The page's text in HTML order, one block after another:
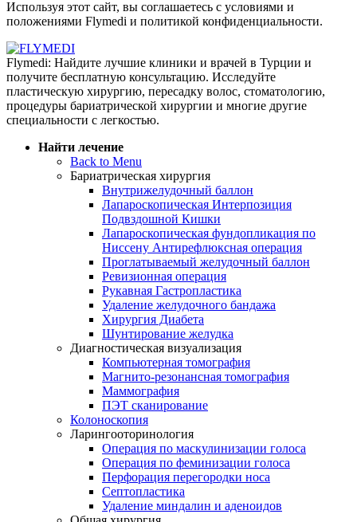
Используя этот сайт, вы соглашаетесь с условиями и
положениями Flymedi и политикой конфиденциальности.
Flymedi: Найдите лучшие клиники и врачей в Турции и
получите бесплатную консультацию. Исследуйте
пластическую хирургию, пересадку волос, стоматологию,
процедуры бариатрической хирургии и многие другие
специальности с легкостью.
Найти лечение
Back to Menu
Бариатрическая хирургия
Внутрижелудочный баллон
Лапароскопическая Интерпозиция
Подвздошной Кишки
Лапароскопическая фундопликация по
Ниссену Антирефлюксная операция
Проглатываемый желудочный баллон
Ревизионная операция
Рукавная Гастропластика
Удаление желудочного бандажа
Хирургия Диабета
Шунтирование желудка
Диагностическая визуализация
Компьютерная томография
Магнито-резонансная томография
Маммография
ПЭТ сканирование
Колоноскопия
Ларингооторинология
Операция по маскулинизации голоса
Операция по феминизации голоса
Перфорация перегородки носа
Септопластика
Удаление миндалин и аденоидов